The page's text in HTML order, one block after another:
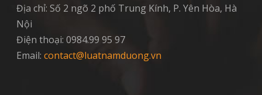
Địa chỉ: Số 2 ngõ 2 phố Trung Kính, P. Yên Hòa, Hà
Nội
Điện thoại: 0984.99 95 97
Email: contact@luatnamduong.vn